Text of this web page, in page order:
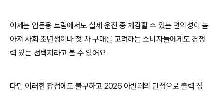
이제는 입문용 트림에서도 실제 운전 중 체감할 수 있는 편의성이 높
아져 사회 초년생이나 첫 차 구매를 고려하는 소비자들에게도 경쟁
력 있는 선택지라고 볼 수 있어요.
다만 이러한 장점에도 불구하고 2026 아반떼의 단점으로 출력 성